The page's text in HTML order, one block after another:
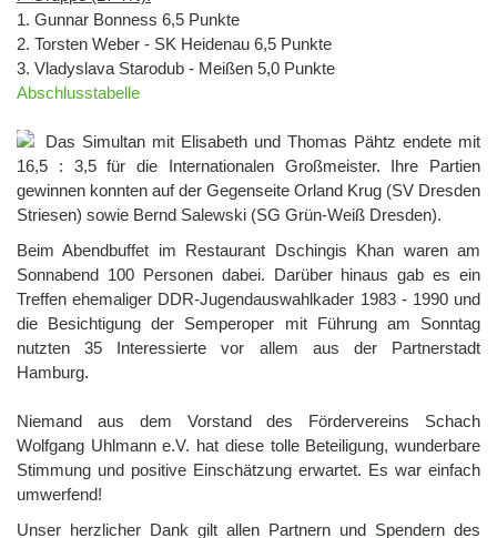
1. Gunnar Bonness 6,5 Punkte
2. Torsten Weber - SK Heidenau 6,5 Punkte
3. Vladyslava Starodub - Meißen 5,0 Punkte
Abschlusstabelle
Das Simultan mit Elisabeth und Thomas Pähtz endete mit
16,5 : 3,5 für die Internationalen Großmeister. Ihre Partien
gewinnen konnten auf der Gegenseite Orland Krug (SV Dresden
Striesen) sowie Bernd Salewski (SG Grün-Weiß Dresden).
Beim Abendbuffet im Restaurant Dschingis Khan waren am
Sonnabend 100 Personen dabei. Darüber hinaus gab es ein
Treffen ehemaliger DDR-Jugendauswahlkader 1983 - 1990 und
die Besichtigung der Semperoper mit Führung am Sonntag
nutzten 35 Interessierte vor allem aus der Partnerstadt
Hamburg.
Niemand aus dem Vorstand des Fördervereins Schach
Wolfgang Uhlmann e.V. hat diese tolle Beteiligung, wunderbare
Stimmung und positive Einschätzung erwartet. Es war einfach
umwerfend!
Unser herzlicher Dank gilt allen Partnern und Spendern des